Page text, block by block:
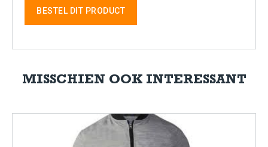
BESTEL DIT PRODUCT
MISSCHIEN OOK INTERESSANT